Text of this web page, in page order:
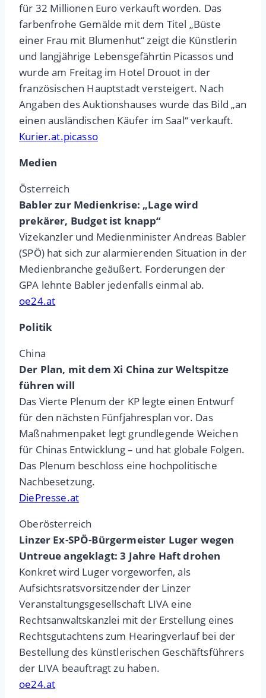
für 32 Millionen Euro verkauft worden. Das
farbenfrohe Gemälde mit dem Titel „Büste
einer Frau mit Blumenhut“ zeigt die Künstlerin
und langjährige Lebensgefährtin Picassos und
wurde am Freitag im Hotel Drouot in der
französischen Hauptstadt versteigert. Nach
Angaben des Auktionshauses wurde das Bild „an
einen ausländischen Käufer im Saal“ verkauft.
Kurier.at.picasso
Medien
Österreich
Babler zur Medienkrise: „Lage wird
prekärer, Budget ist knapp“
Vizekanzler und Medienminister Andreas Babler
(SPÖ) hat sich zur alarmierenden Situation in der
Medienbranche geäußert. Forderungen der
GPA lehnte Babler jedenfalls einmal ab.
oe24.at
Politik
China
Der Plan, mit dem Xi China zur Weltspitze
führen will
Das Vierte Plenum der KP legte einen Entwurf
für den nächsten Fünfjahresplan vor. Das
Maßnahmenpaket legt grundlegende Weichen
für Chinas Entwicklung – und hat globale Folgen.
Das Plenum beschloss eine hochpolitische
Nachbesetzung.
DiePresse.at
Oberösterreich
Linzer Ex-SPÖ-Bürgermeister Luger wegen
Untreue angeklagt: 3 Jahre Haft drohen
Konkret wird Luger vorgeworfen, als
Aufsichtsratsvorsitzender der Linzer
Veranstaltungsgesellschaft LIVA eine
Rechtsanwaltskanzlei mit der Erstellung eines
Rechtsgutachtens zum Hearingverlauf bei der
Bestellung des künstlerischen Geschäftsführers
der LIVA beauftragt zu haben.
oe24.at